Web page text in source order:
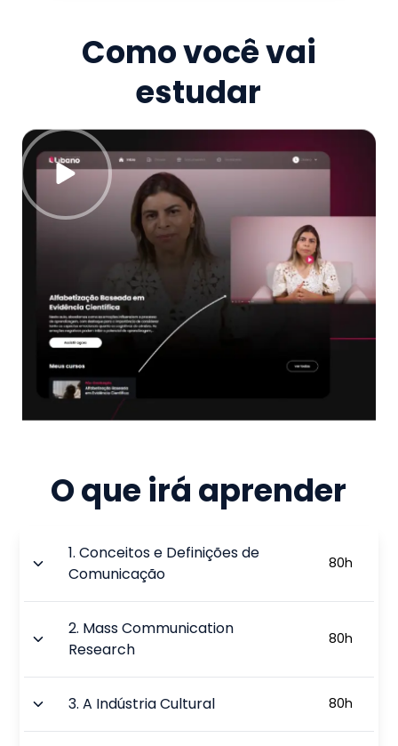
Como você vai
estudar
O que irá aprender
1.Conceitos e Definições de
Comunicação
80h
2. Mass Communication
Research
80h
3.A Indústria Cultural 80h